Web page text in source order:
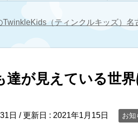
TwinkleKids（ティンクルキッズ）名
達が見えている世
日 / 更新日 : 2021年1月15日 お知